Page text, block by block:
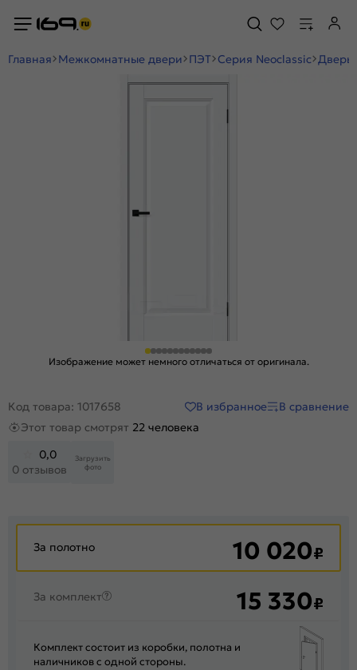
Главная Межкомнатные двери ПЭТ Серия Neoclassic Дверь
Изображение может немного отличаться от оригинала.
Код товара: 1017658 В избранное
В сравнение
Этот товар смотрят 22 человека
0,0
0 отзывов
Загрузить
фото
За полотно 10 020₽
За комплект 15 330₽
Комплект состоит из коробки, полотна и
наличников с одной стороны.